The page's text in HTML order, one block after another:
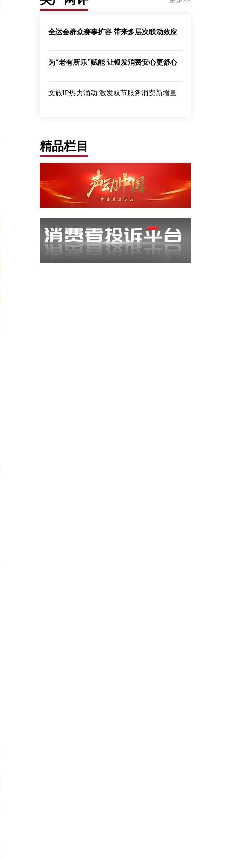
全运会群众赛事扩容 带来多层次联动效应
为“老有所乐”赋能 让银发消费安心更舒心
文旅IP热力涌动 激发双节服务消费新增量
精品栏目